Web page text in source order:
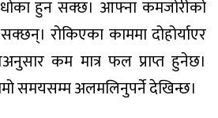
हुन सक्छ। आफ्ना कमजोरीको
रोकिएका काममा दोहोर्याएर
कम मात्र फल प्राप्त हुनेछ।
समयसम्म अलमलिनुपर्ने देखिन्छ।